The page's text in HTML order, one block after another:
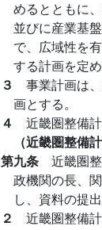
めるとともに
並びに産業基
で、広域性を
する計画を定
３ 事業計画は
画とする。
４ 近畿圏整備
（近畿圏整備
第九条 近畿圏
政機関の長、
し、資料の提
２ 近畿圏整備